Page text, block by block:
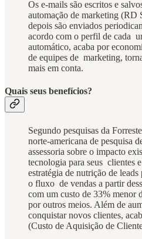
Os e-mails são escritos e
automação de marketing
depois são enviados
acordo com o perfil de cada
automático, acaba por
de equipes de marketing,
mais em conta.
Quais seus benefícios?
Segundo pesquisas da
norte-americana de pesquisa
assessoria sobre o impacto
tecnologia para seus clientes
estratégia de nutrição de
o fluxo de vendas a partir
com um custo de 33% menor
por outros meios. Além de
conquistar novos clientes,
(Custo de Aquisição de